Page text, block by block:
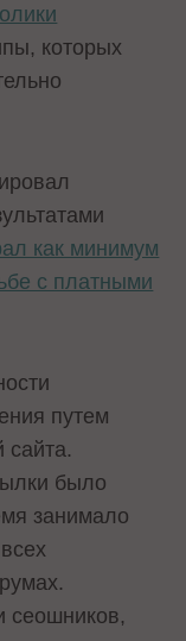
которых
как минимум
с платными
путем
сайта.
было
занимало
сеошников,